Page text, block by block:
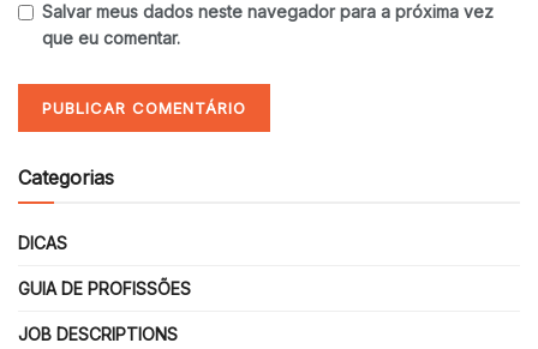
Salvar meus dados neste navegador para a próxima vez
que eu comentar.
Categorias
DICAS
GUIA DE PROFISSÕES
JOB DESCRIPTIONS